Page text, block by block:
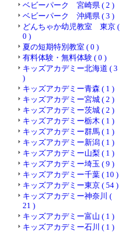
ベビーパーク 宮崎県 ( 2 )
ベビーパーク 沖縄県 ( 3 )
どんちゃか幼児教室 東京 (
0 )
夏の短期特別教室 ( 0 )
有料体験・無料体験 ( 0 )
キッズアカデミー北海道 ( 3
)
キッズアカデミー青森 ( 1 )
キッズアカデミー宮城 ( 2 )
キッズアカデミー茨城 ( 2 )
キッズアカデミー栃木 ( 1 )
キッズアカデミー群馬 ( 1 )
キッズアカデミー新潟 ( 1 )
キッズアカデミー山梨 ( 1 )
キッズアカデミー埼玉 ( 9 )
キッズアカデミー千葉 ( 10 )
キッズアカデミー東京 ( 54 )
キッズアカデミー神奈川 (
21 )
キッズアカデミー富山 ( 1 )
キッズアカデミー石川 ( 1 )